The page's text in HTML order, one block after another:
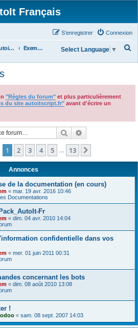
Français
Connexion
S’enregistrer
Autoit v3 Exemples de Scripts
h
c
Select Language ▼
"Règles du forum" et plus particulièrement
du site autoitscript.fr" avant d'écrire un
Rechercher
1sur13
1 2 3 4 5 13
Annonces
de la documentation (en cours)
« mar. 19 avr. 2016 10:46
Documentations
Fr
« dim. 04 avr. 2010 14:04
confidentielle dans vos
« mer. 01 juin 2011 00:31
concernant les bots
« dim. 08 août 2010 13:08
!
« sam. 08 sept. 2007 14:03